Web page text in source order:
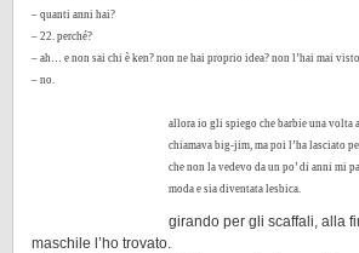
– quanti anni hai?
– 22. perché?
– ah… e non sai chi è ken? non ne hai proprio idea? non l’hai mai
– no.
allora io gli spiego che barbie una volta
chiamava big-jim, ma poi l’ha lasciato
che non la vedevo da un po’ di anni mi
moda e sia diventata lesbica.
girando per gli scaffali, alla
maschile l’ho trovato.